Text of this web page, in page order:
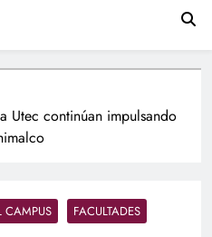
Utec continúan impulsando
CAMPUS FACULTADES